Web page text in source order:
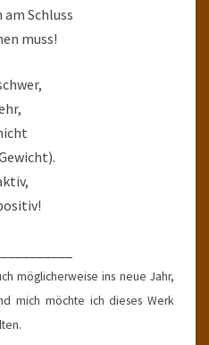
am Schluss
muss!
möglicherweise ins neue Jahr,
mich möchte ich dieses Werk